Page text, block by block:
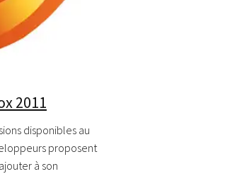
2011
disponibles au
proposent
à son